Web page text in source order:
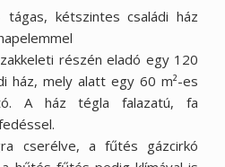
tágas, kétszintes családi ház
részén eladó egy 120
ház, mely alatt egy 60 m²-es
A ház tégla falazatú, fa
cserélve, a fűtés gázcirkó